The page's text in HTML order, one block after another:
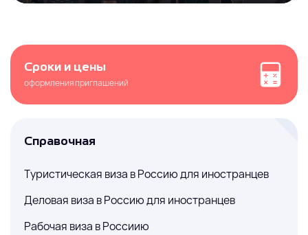
Сроки и цены
оформления приглашений
Справочная
Туристическая виза в Россию для иностранцев
Деловая виза в Россию для иностранцев
Рабочая виза в Россиию